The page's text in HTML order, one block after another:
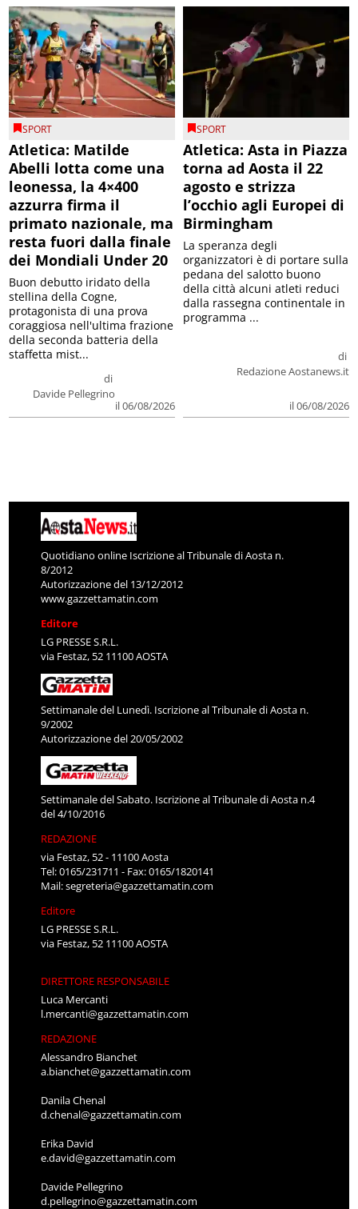
SPORT
Atletica: Matilde
Abelli lotta come una
leonessa, la 4×400
azzurra firma il
primato nazionale, ma
resta fuori dalla finale
dei Mondiali Under 20
di
Davide Pellegrino
il 06/08/2026
Buon debutto iridato della
stellina della Cogne,
protagonista di una prova
coraggiosa nell'ultima frazione
della seconda batteria della
staffetta mist...
SPORT
Atletica: Asta in Piazza
torna ad Aosta il 22
agosto e strizza
l’occhio agli Europei di
Birmingham
di
Redazione Aostanews.it
il 06/08/2026
La speranza degli
organizzatori è di portare sulla
pedana del salotto buono
della città alcuni atleti reduci
dalla rassegna continentale in
programma ...
Quotidiano online Iscrizione al Tribunale di Aosta n.
8/2012
Autorizzazione del 13/12/2012
www.gazzettamatin.com
Editore
LG PRESSE S.R.L.
via Festaz, 52 11100 AOSTA
Settimanale del Lunedì. Iscrizione al Tribunale di Aosta n.
9/2002
Autorizzazione del 20/05/2002
Settimanale del Sabato. Iscrizione al Tribunale di Aosta n.4
del 4/10/2016
REDAZIONE
via Festaz, 52 - 11100 Aosta
Tel: 0165/231711 - Fax: 0165/1820141
Mail:segreteria@gazzettamatin.com
Editore
LG PRESSE S.R.L.
via Festaz, 52 11100 AOSTA
DIRETTORE RESPONSABILE
Luca Mercanti
l.mercanti@gazzettamatin.com
REDAZIONE
Alessandro Bianchet
a.bianchet@gazzettamatin.com
Danila Chenal
d.chenal@gazzettamatin.com
Erika David
e.david@gazzettamatin.com
Davide Pellegrino
d.pellegrino@gazzettamatin.com